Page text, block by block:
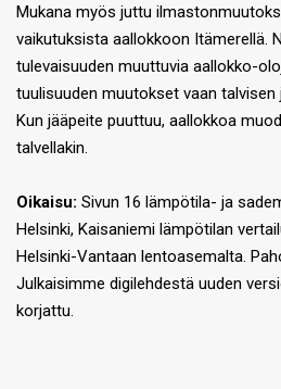
Mukana myös juttu
vaikutuksista aallokkoon Itämerellä.
tulevaisuuden muuttuvia aallokko-
tuulisuuden muutokset vaan talvisen
Kun jääpeite puuttuu, aallokkoa
talvellakin.
Oikaisu: Sivun 16 lämpötila- ja
Helsinki, Kaisaniemi lämpötilan
Helsinki-Vantaan lentoasemalta.
Julkaisimme digilehdestä uuden
korjattu.